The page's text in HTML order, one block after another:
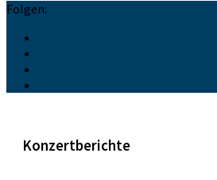
Folgen:
Konzertberichte